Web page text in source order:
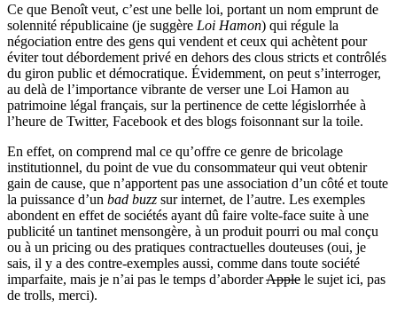
Ce que Benoît veut, c’est une belle loi, portant un nom emprunt de
solennité républicaine (je suggère Loi Hamon) qui régule la
négociation entre des gens qui vendent et ceux qui achètent pour
éviter tout débordement privé en dehors des clous stricts et contrôlés
du giron public et démocratique. Évidemment, on peut s’interroger,
au delà de l’importance vibrante de verser une Loi Hamon au
patrimoine légal français, sur la pertinence de cette législorrhée à
l’heure de Twitter, Facebook et des blogs foisonnant sur la toile.
En effet, on comprend mal ce qu’offre ce genre de bricolage
institutionnel, du point de vue du consommateur qui veut obtenir
gain de cause, que n’apportent pas une association d’un côté et toute
la puissance d’un bad buzz sur internet, de l’autre. Les exemples
abondent en effet de sociétés ayant dû faire volte-face suite à une
publicité un tantinet mensongère, à un produit pourri ou mal conçu
ou à un pricing ou des pratiques contractuelles douteuses (oui, je
sais, il y a des contre-exemples aussi, comme dans toute société
imparfaite, mais je n’ai pas le temps d’aborderApple le sujet ici, pas
de trolls, merci).